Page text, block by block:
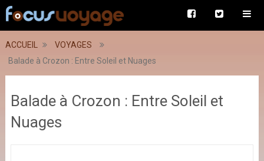
ACCUEIL
VOYAGES
Balade à Crozon : Entre Soleil et Nuages
Balade à Crozon : Entre Soleil et
Nuages